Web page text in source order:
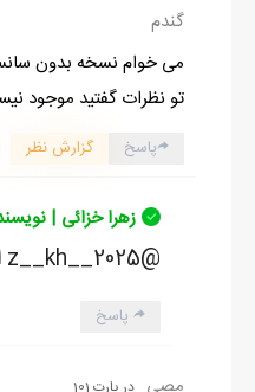
گندم
می خوام نسخه بدون
تو نظرات گفتید موجود
پاسخ گزارش نظر
زهرا خزائی |
@z__kh__2025 این آیدی در روبیکا
پاسخ
در پارت 101